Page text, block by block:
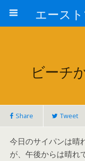
ビーチ
Share Tweet
今日のサイパンは晴
が、午後からは晴れ